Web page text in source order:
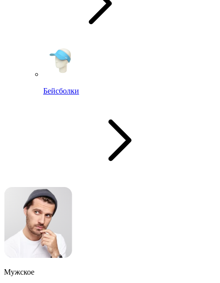
Бейсболки
Мужское